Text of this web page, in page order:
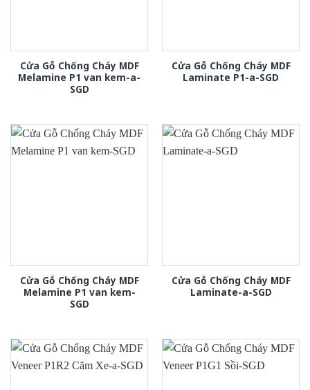
Cửa Gỗ Chống Cháy MDF
Melamine P1 van kem-a-
SGD
Cửa Gỗ Chống Cháy MDF
Laminate P1-a-SGD
Cửa Gỗ Chống Cháy MDF
Melamine P1 van kem-
SGD
Cửa Gỗ Chống Cháy MDF
Laminate-a-SGD